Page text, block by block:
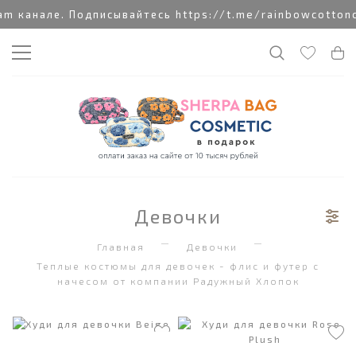
канале. Подписывайтесь https://t.me/
Девочки
Главная
Девочки
Теплые костюмы для девочек - флис и футер с
начесом от компании Радужный Хлопок